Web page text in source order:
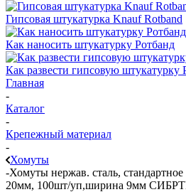
Гипсовая штукатурка Knauf Rotband
Как наносить штукатурку Ротбанд
Как развести гипсовую штукатурку
Главная
-
Каталог
-
Крепежный материал
-
Хомуты
-Хомуты нержав. сталь,
20мм, 100шт/уп,ширина 9мм